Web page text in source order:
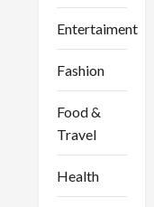
Entertaiment
Fashion
Food &
Travel
Health